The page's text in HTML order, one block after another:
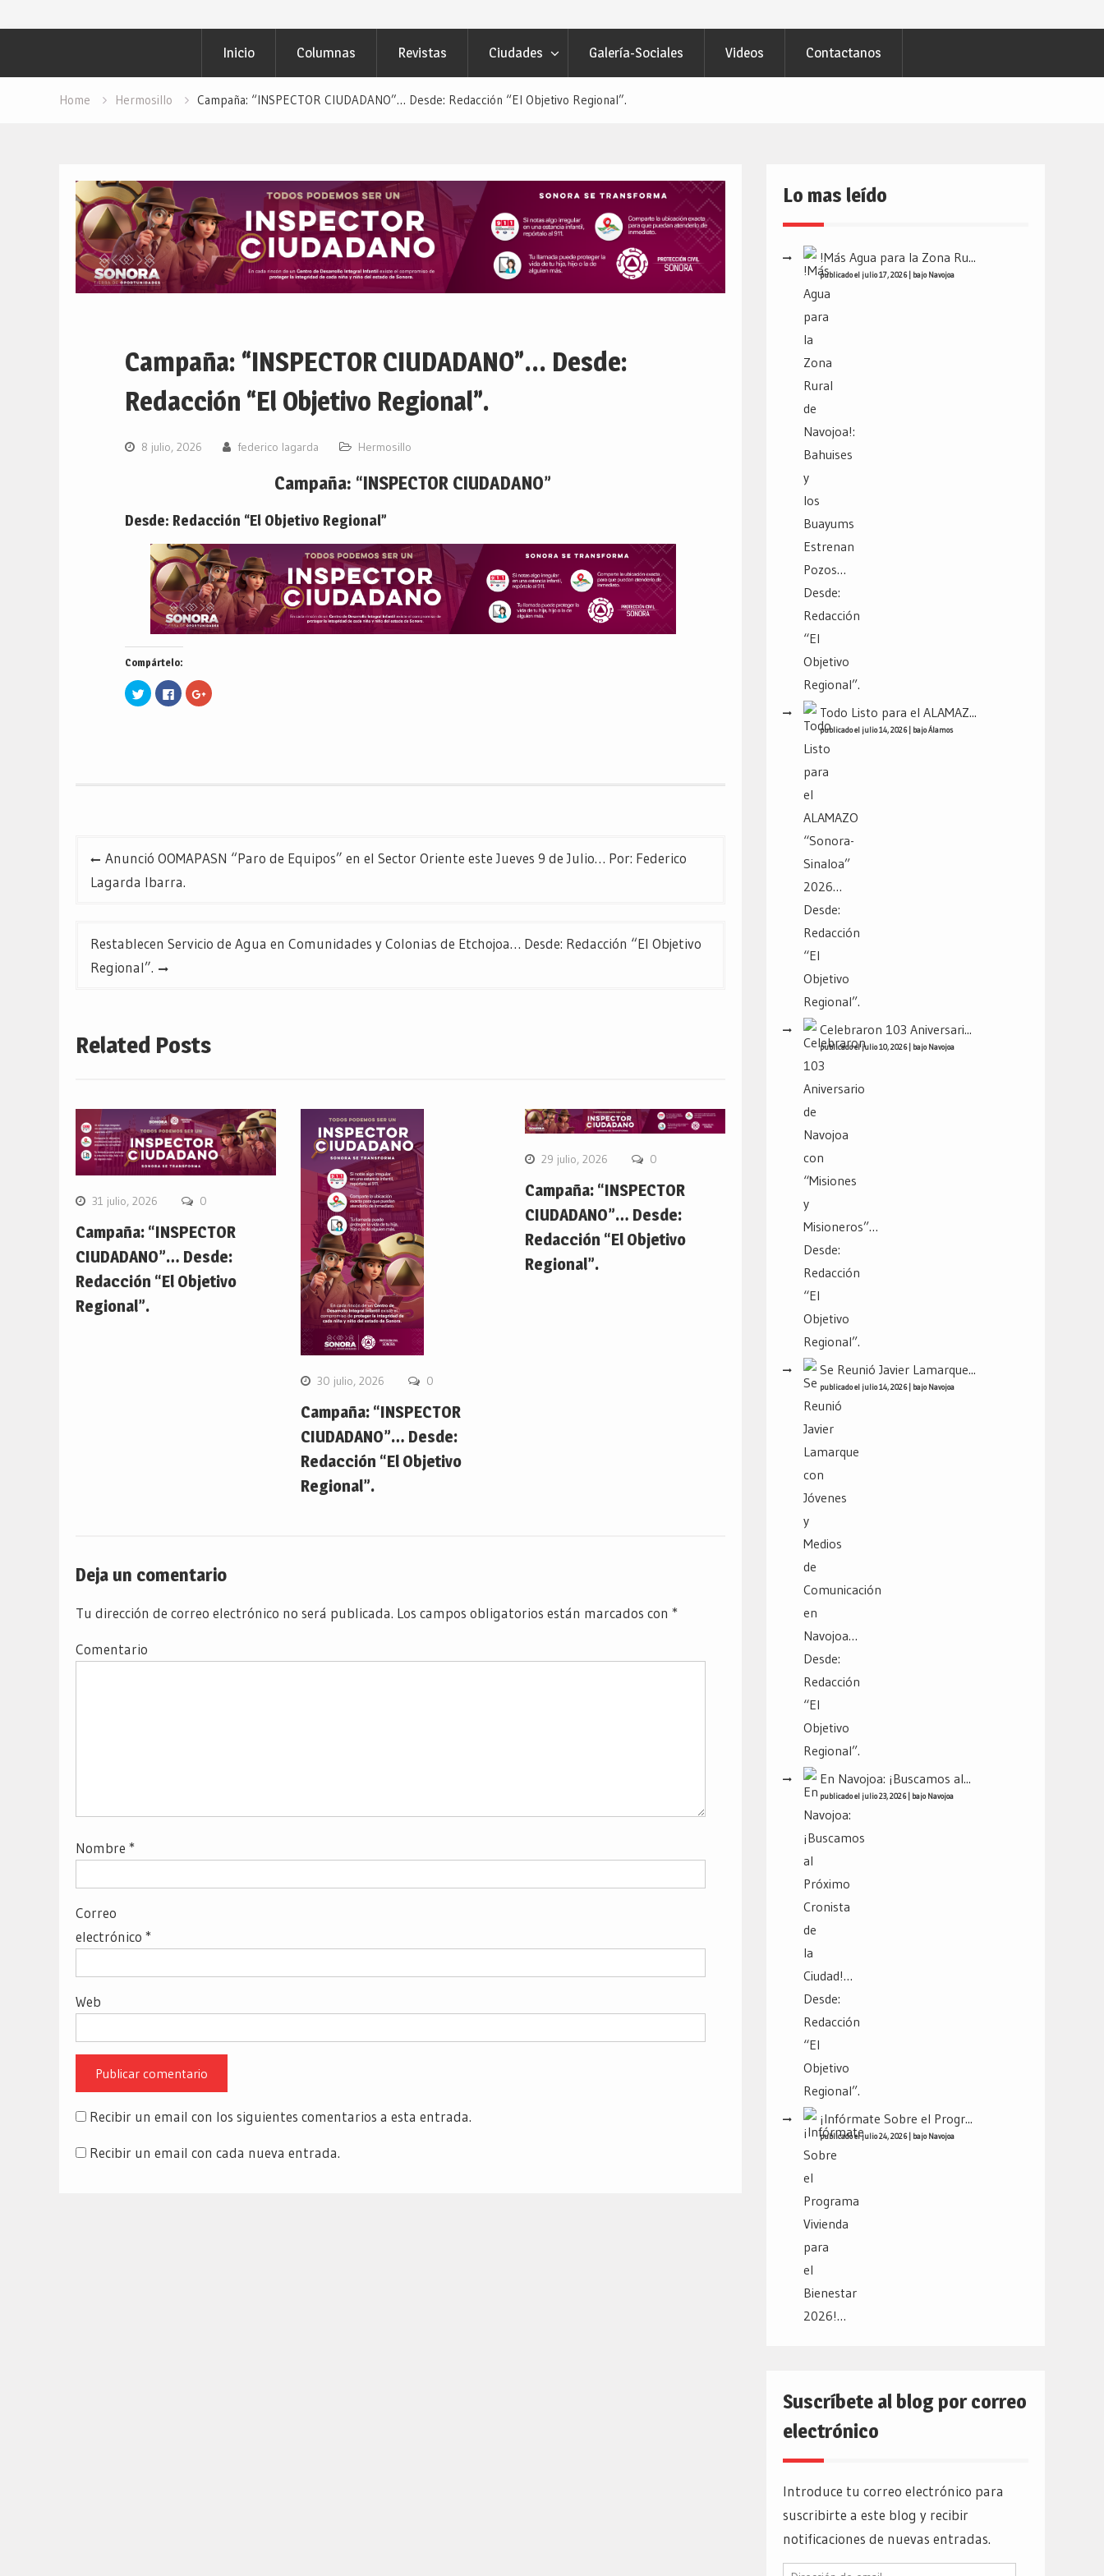
Campaña: “INSPECTOR CIUDADANO”… Desde:
Redacción “El Objetivo Regional”.
Inicio Columnas Revistas Ciudades Galería-Sociales Videos Contactanos
Home Hermosillo Campaña: “INSPECTOR CIUDADANO”… Desde: Redacción “El Objetivo Regional”.
Campaña: “INSPECTOR CIUDADANO”… Desde:
Redacción “El Objetivo Regional”.
8 julio, 2026 federico lagarda Hermosillo
Campaña: “INSPECTOR CIUDADANO”
Desde: Redacción “El Objetivo Regional”
Compártelo:
Haz
clic
para
ventana
Haz
clic
para
ventana
Haz
clic
ventana
Navegación
de
Anunció OOMAPASN “Paro de Equipos” en el Sector Oriente este Jueves 9 de Julio… Por: Federico
Lagarda Ibarra.
Restablecen Servicio de Agua en Comunidades y Colonias de Etchojoa… Desde: Redacción “El Objetivo
Regional”.
Related Posts
31 julio, 2026 0
Campaña: “INSPECTOR
CIUDADANO”… Desde:
Redacción “El Objetivo
Regional”.
30 julio, 2026 0
Campaña: “INSPECTOR
CIUDADANO”… Desde:
Redacción “El Objetivo
Regional”.
29 julio, 2026 0
Campaña: “INSPECTOR
CIUDADANO”… Desde:
Redacción “El Objetivo
Regional”.
Deja un comentario
Tu dirección de correo electrónico no será publicada. Los campos obligatorios están marcados con *
Comentario
Nombre *
Correo
electrónico *
Web
Recibir un email con los siguientes comentarios a esta entrada.
Recibir un email con cada nueva entrada.
Lo mas leído
!Más Agua para la Zona Ru...
publicado el julio 17, 2026| bajoNavojoa
Todo Listo para el ALAMAZ...
publicado el julio 14, 2026| bajoÁlamos
Celebraron 103 Aniversari...
publicado el julio 10, 2026| bajoNavojoa
Se Reunió Javier Lamarque...
publicado el julio 14, 2026| bajoNavojoa
En Navojoa: ¡Buscamos al...
publicado el julio 23, 2026| bajoNavojoa
¡Infórmate Sobre el Progr...
publicado el julio 24, 2026| bajoNavojoa
Suscríbete al blog por correo
electrónico
Introduce tu correo electrónico para
suscribirte a este blog y recibir
notificaciones de nuevas entradas.